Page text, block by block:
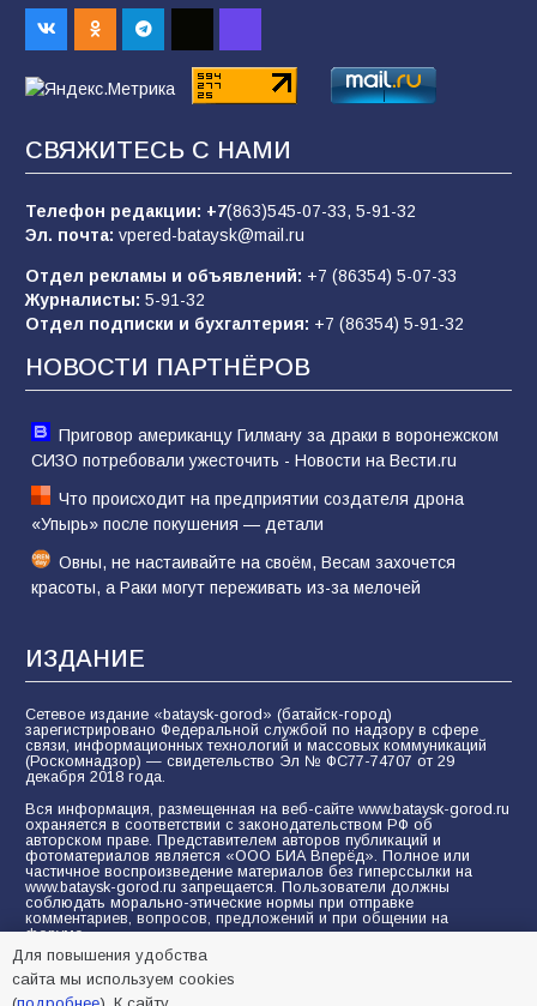
98 04.08.2026
пропагандистский вброс
«Слухами Москву не возьмёшь»: почему
заявления Киева о мобилизации — это
отчаяние, а не разведка
81 02.08.2026
СВЯЖИТЕСЬ С НАМИ
Телефон редакции: +7(863)545-07-33, 5-91-32
Эл. почта: vpered-bataysk@mail.ru
Отдел рекламы и объявлений: +7 (86354) 5-07-33
Журналисты: 5-91-32
Отдел подписки и бухгалтерия: +7 (86354) 5-91-32
НОВОСТИ ПАРТНЁРОВ
Приговор американцу Гилману за драки в воронежском
СИЗО потребовали ужесточить - Новости на Вести.ru
Что происходит на предприятии создателя дрона
«Упырь» после покушения — детали
Овны, не настаивайте на своём, Весам захочется
красоты, а Раки могут переживать из-за мелочей
ИЗДАНИЕ
Сетевое издание «bataysk-gorod» (батайск-город)
зарегистрировано Федеральной службой по надзору в сфере
связи, информационных технологий и массовых коммуникаций
(Роскомнадзор) — свидетельство Эл № ФС77-74707 от 29
декабря 2018 года.
Вся информация, размещенная на веб-сайте www.bataysk-gorod.ru
охраняется в соответствии с законодательством РФ об
авторском праве. Представителем авторов публикаций и
фотоматериалов является «ООО БИА Вперёд». Полное или
частичное воспроизведение материалов без гиперссылки на
www.bataysk-gorod.ru запрещается. Пользователи должны
соблюдать морально-этические нормы при отправке
комментариев, вопросов, предложений и при общении на
форуме.
Политика конфиденциальности и защиты информации
Согласие на обработку персональных данных с помощью
Для повышения удобства
сайта мы используем cookies